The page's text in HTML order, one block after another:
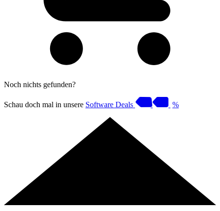
Noch nichts gefunden?
Schau doch mal in unsere Software Deals %